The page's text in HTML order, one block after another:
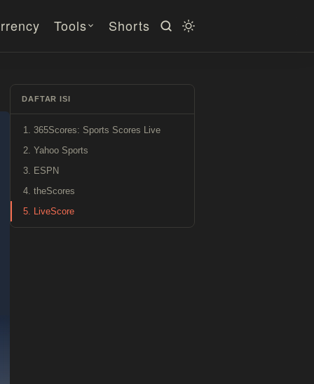
Tools Shorts
DAFTAR ISI
1. 365Scores: Sports Scores Live
2. Yahoo Sports
3. ESPN
4. theScores
5. LiveScore